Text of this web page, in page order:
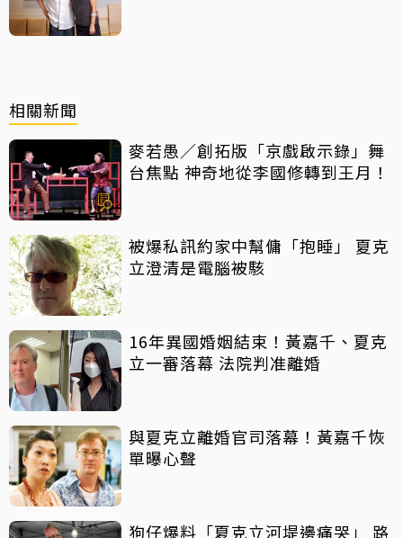
相關新聞
麥若愚／創拓版「京戲啟示錄」舞
台焦點 神奇地從李國修轉到王月！
被爆私訊約家中幫傭「抱睡」 夏克
立澄清是電腦被駭
16年異國婚姻結束！黃嘉千、夏克
立一審落幕 法院判准離婚
與夏克立離婚官司落幕！黃嘉千恢
單曝心聲
狗仔爆料「夏克立河堤邊痛哭」 路